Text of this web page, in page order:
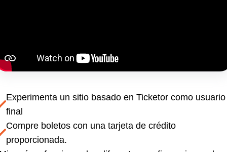
Experimenta un sitio basado en Ticketor como usuario
final
Compre boletos con una tarjeta de crédito
proporcionada.